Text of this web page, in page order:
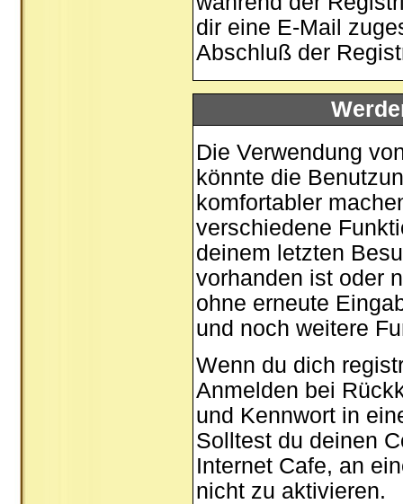
dir eine E-Mail
Abschluß der
Die Verwendung
könnte die
komfortabler
verschiedene
deinem letzten
vorhanden ist oder
ohne erneute
und noch weitere
Wenn du dich
Anmelden bei
und Kennwort in
Solltest du deinen
Internet Cafe, an
nicht zu aktivieren.